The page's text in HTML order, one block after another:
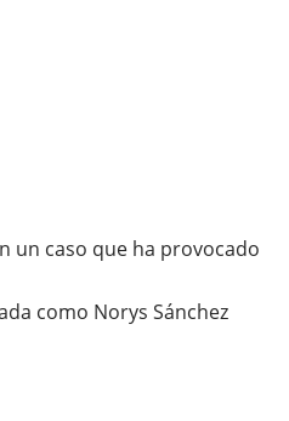
un caso que ha provocado
como Norys Sánchez